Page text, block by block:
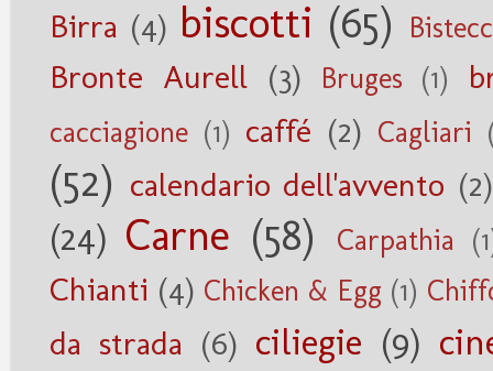
Birra (4) biscotti (65)
Bronte Aurell (3) Bruges (1)
cacciagione (1) caffé (2) Cagliari
(52) calendario dell'avvento (2)
(24) Carne (58) Carpathia
Chianti (4) Chicken & Egg (1)
da strada (6) ciliegie (9)